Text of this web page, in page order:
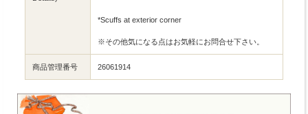
*Scuffs at exterior corner
※その他気になる点はお気軽にお問合せ下さい。
商品管理番号 26061914